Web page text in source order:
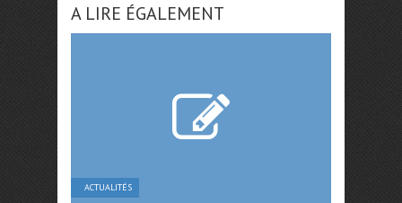
A LIRE ÉGALEMENT
ACTUALITÉS